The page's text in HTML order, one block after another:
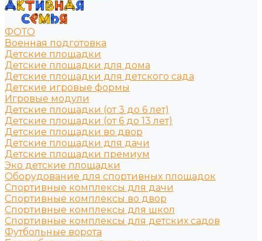
ФОТО
Военная подготовка
Детские площадки
Детские площадки для дома
Детские площадки для детского сада
Детские игровые формы
Игровые модули
Детские площадки (от 3 до 6 лет)
Детские площадки (от 6 до 13 лет)
Детские площадки во двор
Детские площадки для дачи
Детские площадки премиум
Эко детские площадки
Оборудование для спортивных площадок
Спортивные комплексы для дачи
Спортивные комплексы во двор
Спортивные комплексы для школ
Спортивные комплексы для детских садов
Футбольные ворота